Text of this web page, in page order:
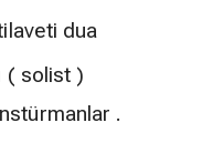
dua
( solist )
.